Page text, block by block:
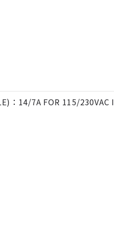
：14/7A FOR 115/230VAC I